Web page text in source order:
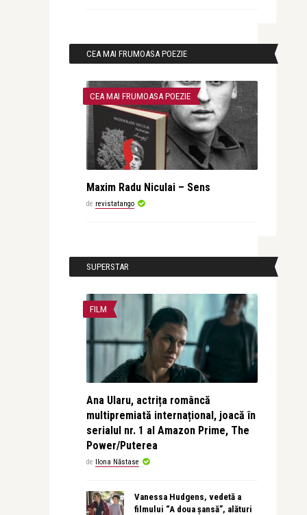
CEA MAI FRUMOASA POEZIE
CEA MAI FRUMOASA POEZIE
Maxim Radu Niculai – Sens
de revistatango
SUPERSTAR
FILM
Ana Ularu, actrița româncă
multipremiată internațional, joacă în
serialul nr. 1 al Amazon Prime, The
Power/Puterea
de Ilona Năstase
Vanessa Hudgens, vedetă a
filmului “A doua șansă”, alături